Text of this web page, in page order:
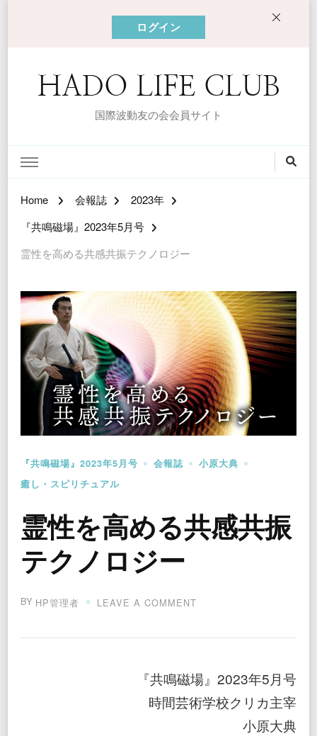
ログイン
HADO LIFE CLUB
国際波動友の会会員サイト
Home 会報誌
2023年
『共鳴磁場』2023年5月号
霊性を高める共感共振テクノロジー
『共鳴磁場』2023年5月号 会報誌
小原大典
癒し・スピリチュアル
霊性を高める共感共振
テクノロジー
BY HP管理者 LEAVE A COMMENT
を
る
共
感
『共鳴磁場』2023年5月号
時間芸術学校クリカ主宰
小原大典